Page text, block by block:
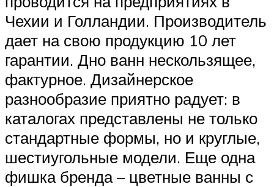
Чехии и Голландии. Производитель
дает на свою продукцию 10 лет
гарантии. Дно ванн нескользящее,
фактурное. Дизайнерское
разнообразие приятно радует: в
каталогах представлены не только
стандартные формы, но и круглые,
шестиугольные модели. Еще одна
фишка бренда – цветные ванны с